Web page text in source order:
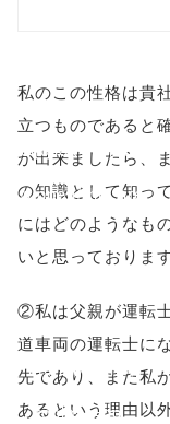
/1074485"
onclick="windo
w.open(this.hre
f, 'Gwindow',
height=450,
menubar=no,
toolbar=no,
私のこの性格は貴
立つものであると
が出来ましたら、
の知識として知っ
にはどのようなも
いと思っております
②私は父親が運転
道車両の運転士に
先であり、また私
あるという理由以